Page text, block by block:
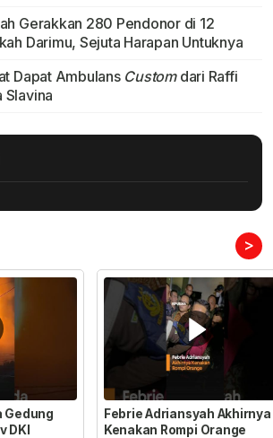
Gerakkan 280 Pendonor di 12
Darimu, Sejuta Harapan Untuknya
Dapat Ambulans Custom dari Raffi
Slavina
>
Gedung
DKI
Febrie Adriansyah Akhirnya
Kenakan Rompi Orange